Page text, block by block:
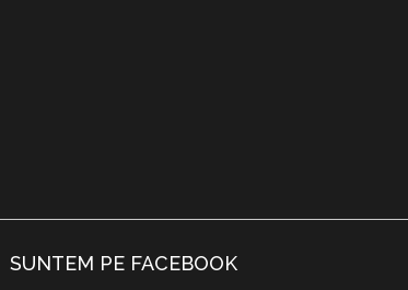
SUNTEM PE FACEBOOK